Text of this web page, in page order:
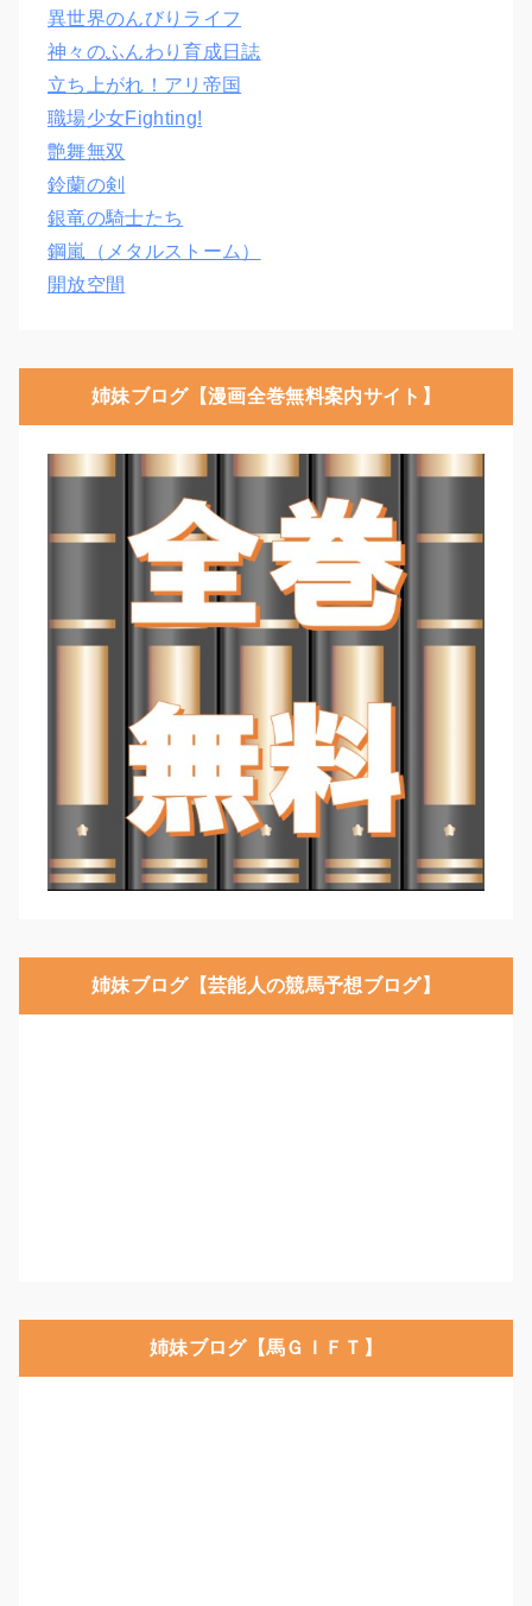
異世界のんびりライフ
神々のふんわり育成日誌
立ち上がれ！アリ帝国
職場少女Fighting!
艶舞無双
鈴蘭の剣
銀竜の騎士たち
鋼嵐（メタルストーム）
開放空間
姉妹ブログ【漫画全巻無料案内サイト】
姉妹ブログ【芸能人の競馬予想ブログ】
姉妹ブログ【馬ＧＩＦＴ】